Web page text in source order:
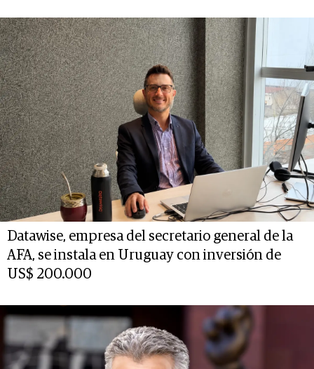
Datawise, empresa del secretario general de la
AFA, se instala en Uruguay con inversión de
US$ 200.000